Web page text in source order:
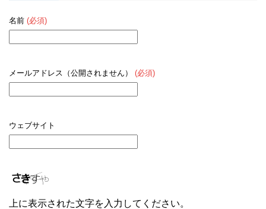
名前 (必須)
メールアドレス（公開されません） (必須)
ウェブサイト
上に表示された文字を入力してください。